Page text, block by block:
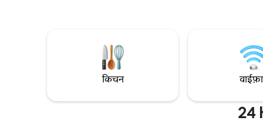
वॉक-इन क्लोज़ेट/लॉन्ड्री रूम • एक बाथरूम और एक
अलग शौचालय • फ़ाइबर ऑप्टिक वाई-फ़ाई
किचन
24